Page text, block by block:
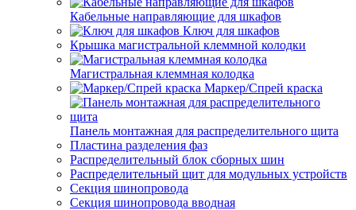
Кабельные направляющие для шкафов
Ключ для шкафов
Крышка магистральной клеммной колодки
Магистральная клеммная колодка
Маркер/Спрей краска
Панель монтажная для распределительного щита
Пластина разделения фаз
Распределительный блок сборных шин
Распределительный щит для модульных устройств
Секция шинопровода
Секция шинопровода вводная